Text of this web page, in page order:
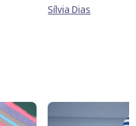
Sílvia Dias